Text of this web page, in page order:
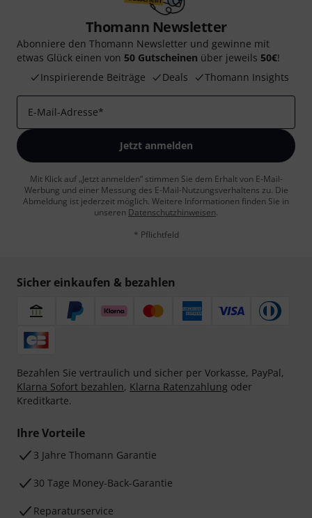
Thomann Newsletter
Abonniere den Thomann Newsletter und gewinne mit
etwas Glück einen von 50 Gutscheinen über jeweils 50€!
Inspirierende Beiträge
Deals Thomann Insights
E-Mail-Adresse*
Jetzt anmelden
Mit Klick auf „Jetzt anmelden“ stimmen Sie dem Erhalt von E-Mail-
Werbung und einer Messung des E-Mail-Nutzungsverhaltens zu. Die
Abmeldung ist jederzeit möglich. Weitere Informationen finden Sie in
unseren Datenschutzhinweisen.
* Pflichtfeld
Sicher einkaufen & bezahlen
Bezahlen Sie vertraulich und sicher per Vorkasse, PayPal,
Klarna Sofort bezahlen, Klarna Ratenzahlung oder
Kreditkarte.
Ihre Vorteile
3 Jahre Thomann Garantie
30 Tage Money-Back-Garantie
Reparaturservice